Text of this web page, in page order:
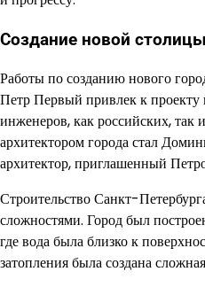
Создание новой
Работы по созданию нового
Петр Первый привлек к
инженеров, как российских,
архитектором города стал
архитектор, приглашенный
Строительство Санкт-
сложностями. Город был
где вода была близко к
затопления была создана